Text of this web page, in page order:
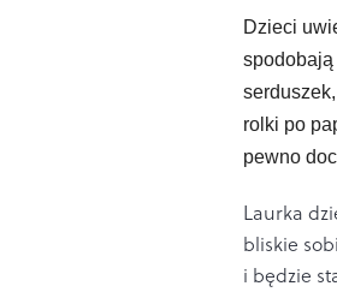
Dzieci
spodobają
rolki po
pewno
Laurka
bliskie
i będzie